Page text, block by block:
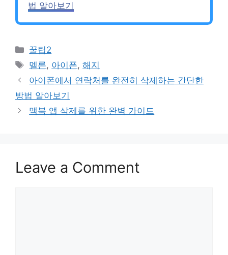
법 알아보기
Categories
꿀팁2
Tags
멜론, 아이폰,해지
아이폰에서 연락처를 완전히 삭제하는 간단한
방법 알아보기
맥북 앱 삭제를 위한 완벽 가이드
Leave a Comment